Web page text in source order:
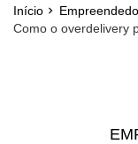
Início
Como o overdelivery